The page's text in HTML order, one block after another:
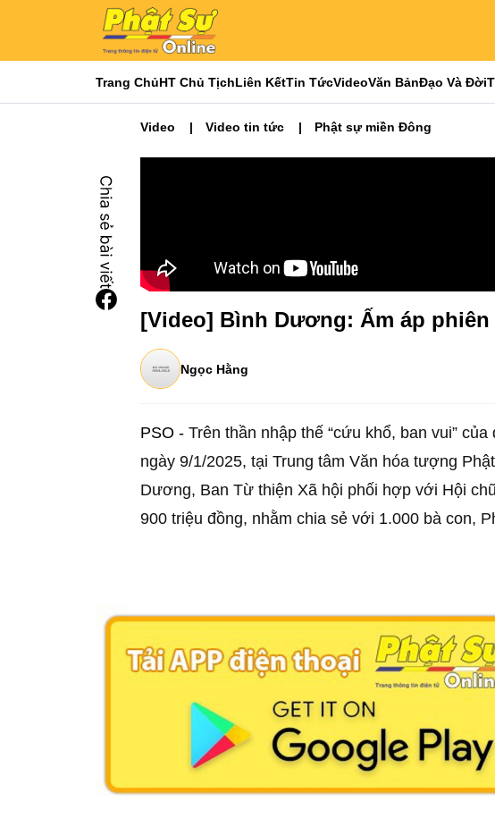
Trang ChủHT Chủ TịchLiên KếtTin TứcVideoVăn BảnĐạo Và Đời
Video Video tin tức Phật sự miền Đông
[Video] Bình Dương: Ấm áp phiên
Ngọc Hằng
PSO - Trên thần nhập thế “cứu khổ, ban vui”
ngày 9/1/2025, tại Trung tâm Văn hóa tượng
Dương, Ban Từ thiện Xã hội phối hợp với Hội
900 triệu đồng, nhằm chia sẻ với 1.000 bà con,